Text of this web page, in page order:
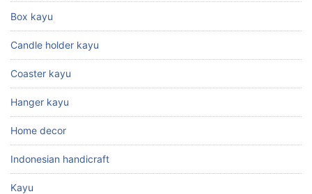
Box kayu
Candle holder kayu
Coaster kayu
Hanger kayu
Home decor
Indonesian handicraft
Kayu